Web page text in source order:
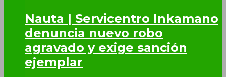
Nauta | Servicentro Inkamano
denuncia nuevo robo
agravado y exige sanción
ejemplar